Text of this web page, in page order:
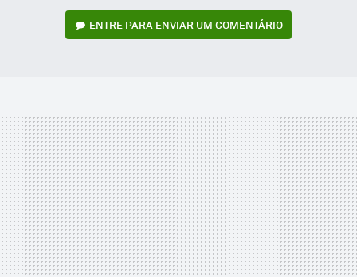
ENTRE PARA ENVIAR UM COMENTÁRIO